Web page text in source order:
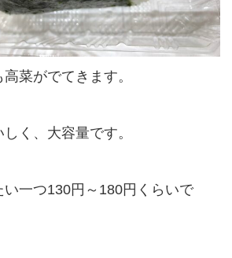
菜がでてきます。
く、大容量です。
い一つ130円～180円くらいで